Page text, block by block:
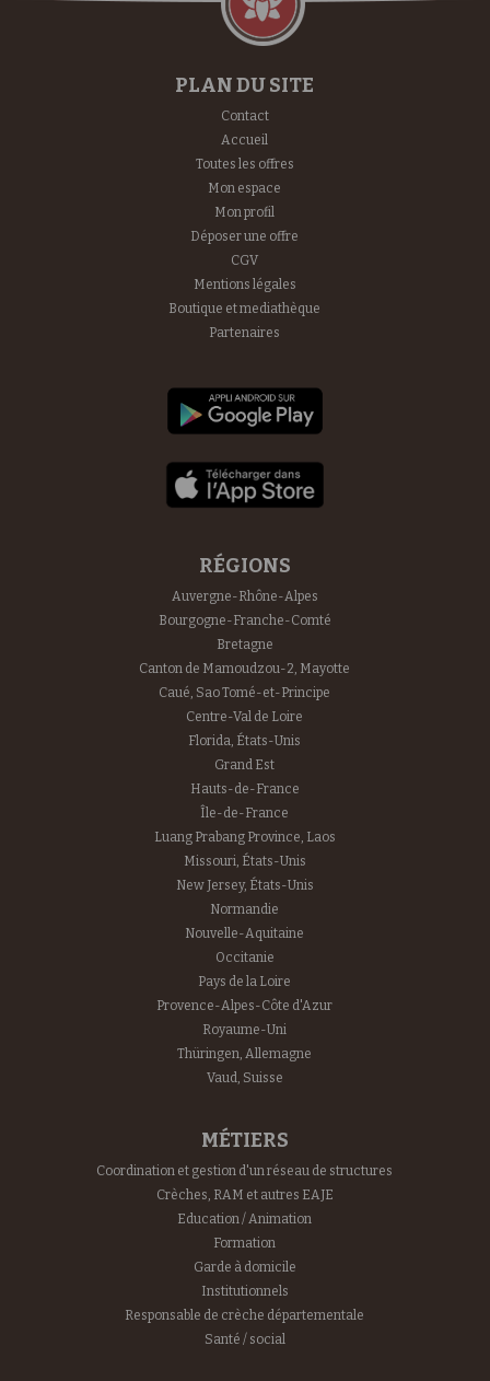
PLAN DU SITE
Contact
Accueil
Toutes les offres
Mon espace
Mon profil
Déposer une offre
CGV
Mentions légales
Boutique et mediathèque
Partenaires
RÉGIONS
Auvergne-Rhône-Alpes
Bourgogne-Franche-Comté
Bretagne
Canton de Mamoudzou-2, Mayotte
Caué, Sao Tomé-et-Principe
Centre-Val de Loire
Florida, États-Unis
Grand Est
Hauts-de-France
Île-de-France
Luang Prabang Province, Laos
Missouri, États-Unis
New Jersey, États-Unis
Normandie
Nouvelle-Aquitaine
Occitanie
Pays de la Loire
Provence-Alpes-Côte d'Azur
Royaume-Uni
Thüringen, Allemagne
Vaud, Suisse
MÉTIERS
Coordination et gestion d'un réseau de structures
Crèches, RAM et autres EAJE
Education / Animation
Formation
Garde à domicile
Institutionnels
Responsable de crèche départementale
Santé / social